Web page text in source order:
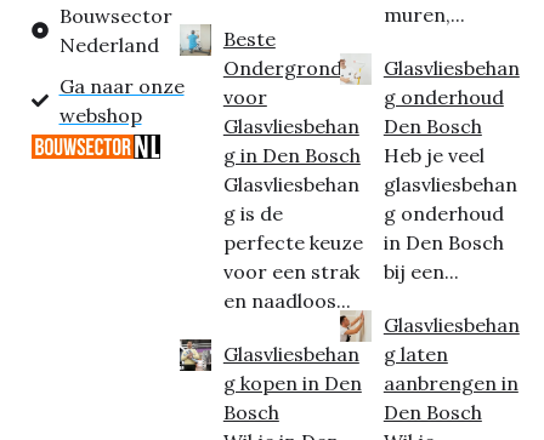
Bouwsector
Nederland
Ga naar onze
webshop
Beste
Ondergrond
voor
Glasvliesbehan
g in Den Bosch
Glasvliesbehan
g is de
perfecte keuze
voor een strak
en naadloos...
Glasvliesbehan
g kopen in Den
Bosch
muren,...
Glasvliesbehan
g onderhoud
Den Bosch
Heb je veel
glasvliesbehan
g onderhoud
in Den Bosch
bij een...
Glasvliesbehan
g laten
aanbrengen in
Den Bosch